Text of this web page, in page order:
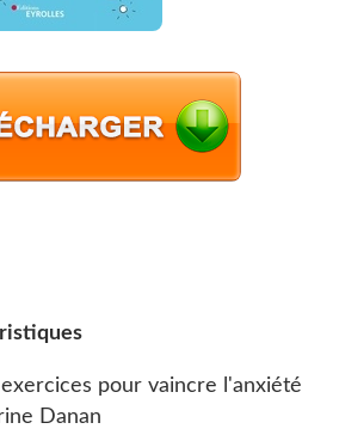
pour vaincre l'anxiété
Danan